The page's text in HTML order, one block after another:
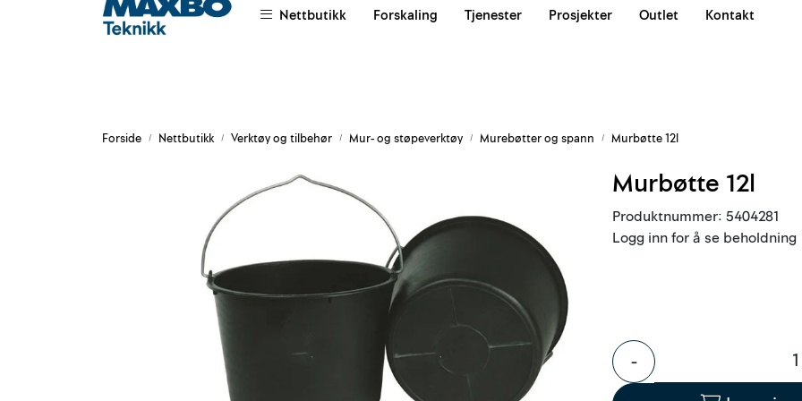
Skip to main content
Om oss | Leievilkår | Våre team
Nettbutikk Forskaling Tjenester Prosjekter Outlet Kontakt
Forside Nettbutikk Verktøy og tilbehør Mur- og støpeverktøy Murebøtter og spann Murbøtte 12l
Murbøtte 12l
Produktnummer: 5404281
Logg inn for å se beholdning
-